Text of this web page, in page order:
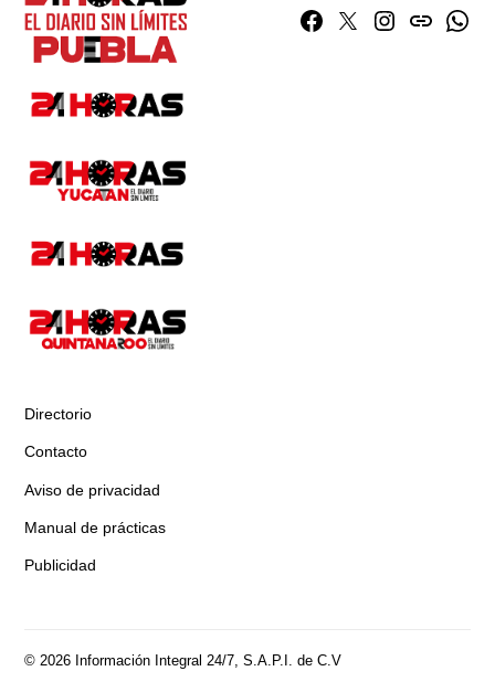
Facebook
TwitterInstagram
issuu
Directorio
Contacto
Aviso de privacidad
Manual de prácticas
Publicidad
© 2026 Información Integral 24/7, S.A.P.I. de C.V